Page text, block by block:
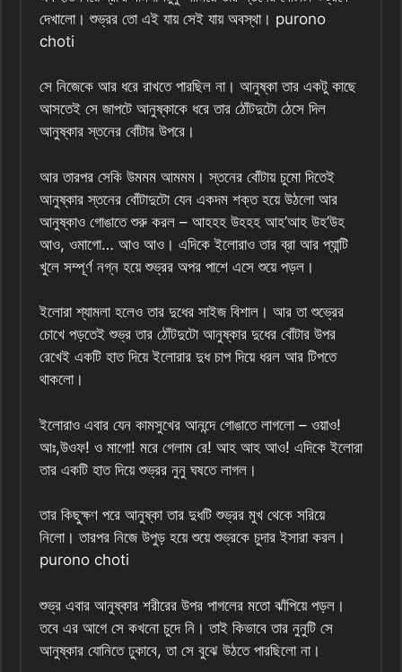
দেখালো। শুভ্রর তো এই যায় সেই যায় অবস্থা। purono
choti
সে নিজেকে আর ধরে রাখতে পারছিল না। আনুষ্কা তার একটু কাছে
আসতেই সে জাপটে আনুষ্কাকে ধরে তার ঠোঁটদুটো ঠেসে দিল
আনুষ্কার স্তনের বোঁটার উপরে।
আর তারপর সেকি উমমম আমমম। স্তনের বোঁটায় চুমো দিতেই
আনুষ্কার স্তনের বোঁটাদুটো যেন একদম শক্ত হয়ে উঠলো আর
আনুষ্কাও গোঙাতে শুরু করল – আহহহ উহহহ আহ’আহ উহ’উহ
আও, ওমাগো… আও আও। এদিকে ইলোরাও তার ব্রা আর প্যান্টি
খুলে সম্পূর্ণ নগ্ন হয়ে শুভ্রর অপর পাশে এসে শুয়ে পড়ল।
ইলোরা শ্যামলা হলেও তার দুধের সাইজ বিশাল। আর তা শুভ্রের
চোখে পড়তেই শুভ্র তার ঠোঁটদুটো আনুষ্কার দুধের বোঁটার উপর
রেখেই একটি হাত দিয়ে ইলোরার দুধ চাপ দিয়ে ধরল আর টিপতে
থাকলো।
ইলোরাও এবার যেন কামসুখের আনন্দে গোঙাতে লাগলো – ওয়াও!
আঃ,উওফ! ও মাগো! মরে গেলাম রে! আহ আহ আও! এদিকে ইলোরা
তার একটি হাত দিয়ে শুভ্রর নুনু ঘষতে লাগল।
তার কিছুক্ষণ পরে আনুষ্কা তার দুধটি শুভ্রর মুখ থেকে সরিয়ে
নিলো। তারপর নিজে উপুড় হয়ে শুয়ে শুভ্রকে চুদার ইসারা করল।
purono choti
শুভ্র এবার আনুষ্কার শরীরের উপর পাগলের মতো ঝাঁপিয়ে পড়ল।
তবে এর আগে সে কখনো চুদে নি। তাই কিভাবে তার নুনুটি সে
আনুষ্কার যোনিতে ঢুকাবে, তা সে বুঝে উঠতে পারছিলো না।